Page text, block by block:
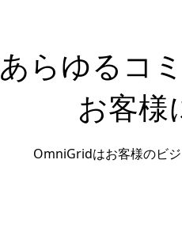
あらゆるコ
お客様
OmniGridはお客様のビジ